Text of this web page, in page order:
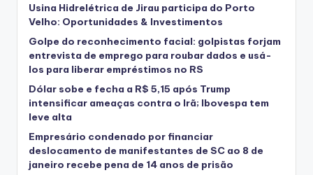
Usina Hidrelétrica de Jirau participa do Porto
Velho: Oportunidades & Investimentos
Golpe do reconhecimento facial: golpistas forjam
entrevista de emprego para roubar dados e usá-
los para liberar empréstimos no RS
Dólar sobe e fecha a R$ 5,15 após Trump
intensificar ameaças contra o Irã; Ibovespa tem
leve alta
Empresário condenado por financiar
deslocamento de manifestantes de SC ao 8 de
janeiro recebe pena de 14 anos de prisão